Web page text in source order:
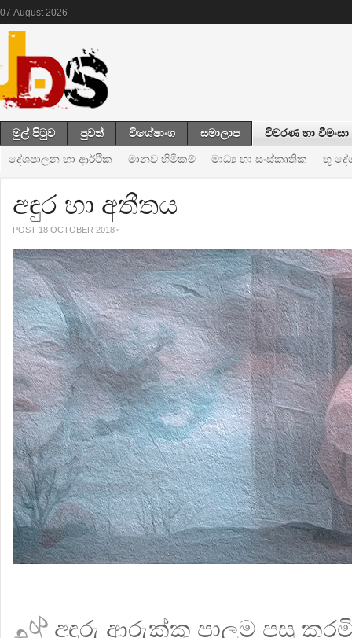
07 August 2026
මුල් පිටුව පුවත් විශේෂාංග සමාලාප විවරණ හා වීමංසා
දේශපාලන හා ආර්ථික මානව හිමිකම් මාධ්‍ය හා සංස්කෘතික භූ
අඳුර හා අතීතය
POST 18 OCTOBER 2018
අඳුරු ආරුක්කු පාලම පසු